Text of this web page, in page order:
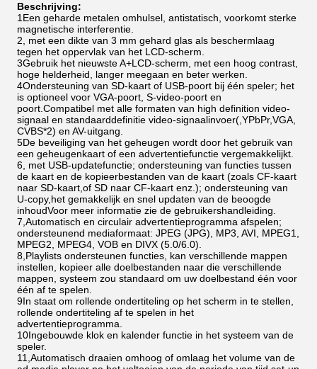
Beschrijving:
1Een geharde metalen omhulsel, antistatisch, voorkomt sterke
magnetische interferentie.
2, met een dikte van 3 mm gehard glas als beschermlaag
tegen het oppervlak van het LCD-scherm.
3Gebruik het nieuwste A+LCD-scherm, met een hoog contrast,
hoge helderheid, langer meegaan en beter werken.
4Ondersteuning van SD-kaart of USB-poort bij één speler; het
is optioneel voor VGA-poort, S-video-poort en
poort.Compatibel met alle formaten van high definition video-
signaal en standaarddefinitie video-signaalinvoer(,YPbPr,VGA,
CVBS*2) en AV-uitgang.
5De beveiliging van het geheugen wordt door het gebruik van
een geheugenkaart of een advertentiefunctie vergemakkelijkt.
6, met USB-updatefunctie; ondersteuning van functies tussen
de kaart en de kopieerbestanden van de kaart (zoals CF-kaart
naar SD-kaart,of SD naar CF-kaart enz.); ondersteuning van
U-copy,het gemakkelijk en snel updaten van de beoogde
inhoudVoor meer informatie zie de gebruikershandleiding.
7,Automatisch en circulair advertentieprogramma afspelen;
ondersteunend mediaformaat: JPEG (JPG), MP3, AVI, MPEG1,
MPEG2, MPEG4, VOB en DIVX (5.0/6.0).
8,Playlists ondersteunen functies, kan verschillende mappen
instellen, kopieer alle doelbestanden naar die verschillende
mappen, systeem zou standaard om uw doelbestand één voor
één af te spelen.
9In staat om rollende ondertiteling op het scherm in te stellen,
rollende ondertiteling af te spelen in het
advertentieprogramma.
10Ingebouwde klok en kalender functie in het systeem van de
speler.
11,Automatisch draaien omhoog of omlaag het volume van de